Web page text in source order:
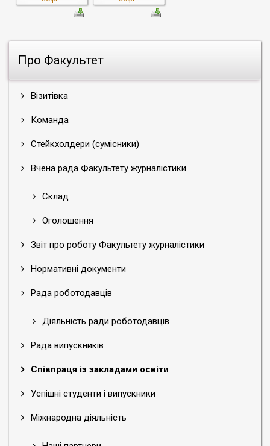
Про Факультет
Візитівка
Команда
Стейкхолдери (сумісники)
Вчена рада Факультету журналістики
Склад
Оголошення
Звіт про роботу Факультету журналістики
Нормативні документи
Рада роботодавців
Діяльність ради роботодавців
Рада випускників
Співпраця із закладами освіти
Успішні студенти і випускники
Міжнародна діяльність